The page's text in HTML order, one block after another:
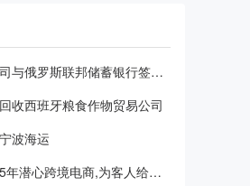
银捷尼科集团公司与俄罗斯联邦储蓄银行签定合作协议
收西班牙粮食作物贸易公司
波海运
他拍档集团公司5年潜心跨境电商,为客人给予专业化服务项目!